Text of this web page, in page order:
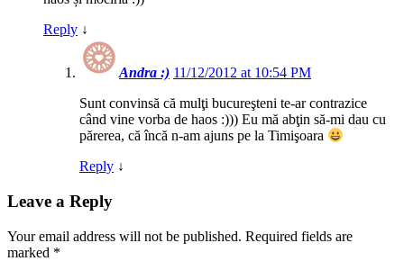
Reply ↓
Andra :) 11/12/2012 at 10:54 PM
Sunt convinsă că mulţi bucureşteni te-ar contrazice
când vine vorba de haos :))) Eu mă abţin să-mi dau cu
părerea, că încă n-am ajuns pe la Timişoara
Reply ↓
Leave a Reply
Your email address will not be published. Required fields are
marked *